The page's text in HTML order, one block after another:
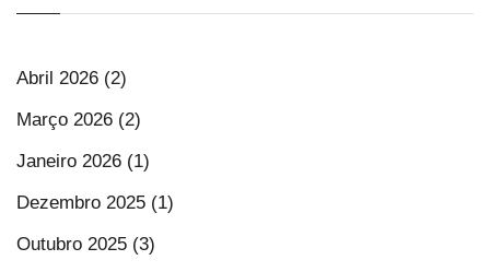
Abril 2026 (2)
Março 2026 (2)
Janeiro 2026 (1)
Dezembro 2025 (1)
Outubro 2025 (3)